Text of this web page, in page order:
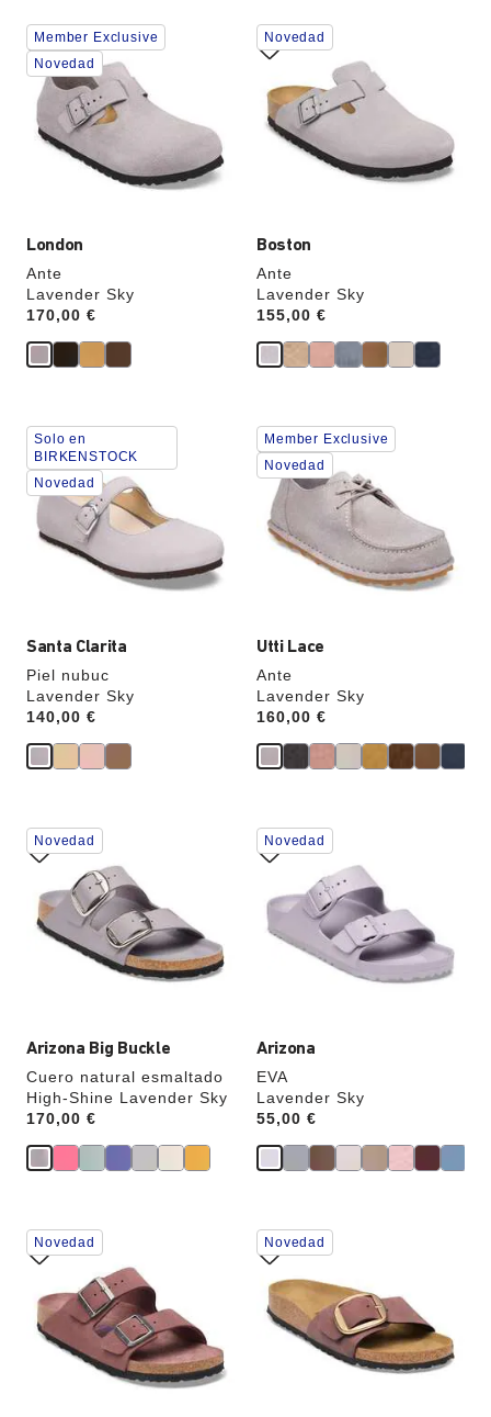
London
Ante
Lavender Sky
Price:
170,00 €
La
imagen
del
producto
actualizará
cambiar
Member Exclusive
Novedad
Boston
Ante
Lavender Sky
Price:
155,00 €
La
imagen
del
producto
actualizará
Novedad
Santa Clarita
Piel nubuc
Lavender Sky
Price:
140,00 €
La
imagen
del
producto
actualizará
cambiar
Solo en
BIRKENSTOCK
Novedad
Utti Lace
Ante
Lavender Sky
Price:
160,00 €
La
imagen
del
producto
actualizará
cambiar
Member Exclusive
Novedad
Arizona Big Buckle
Cuero natural esmaltado
High-Shine Lavender Sky
Price:
170,00 €
La
imagen
del
producto
actualizará
Novedad
Arizona
EVA
Lavender Sky
Price:
55,00 €
La
imagen
del
producto
actualizará
Novedad
La
imagen
del
producto
actualizará
Novedad
La
imagen
del
producto
actualizará
Novedad